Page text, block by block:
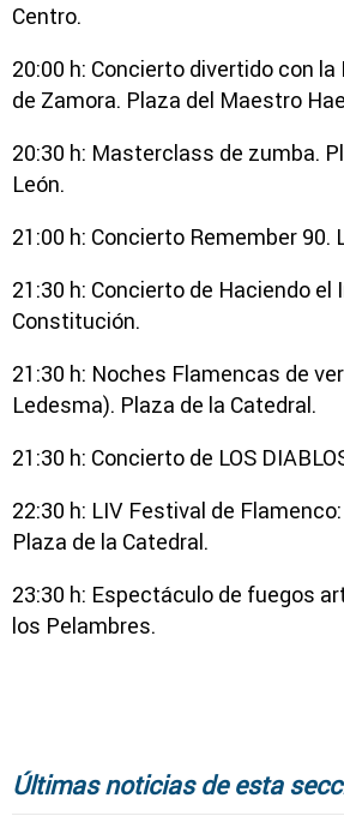
Centro.
20:00 h: Concierto divertido con
de Zamora. Plaza del Maestro
20:30 h: Masterclass de zumba.
León.
21:00 h: Concierto Remember 90.
21:30 h: Concierto de Haciendo el
Constitución.
21:30 h: Noches Flamencas de
Ledesma). Plaza de la Catedral.
21:30 h: Concierto de LOS
22:30 h: LIV Festival de
Plaza de la Catedral.
23:30 h: Espectáculo de fuegos
los Pelambres.
Últimas noticias de esta